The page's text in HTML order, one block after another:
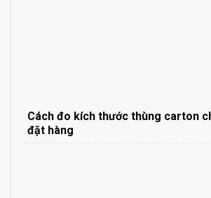
Cách đo kích thước thùng carton
đặt hàng